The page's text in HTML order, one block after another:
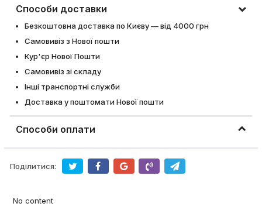
Способи доставки
Безкоштовна доставка по Києву — від 4000 грн
Самовивіз з Нової пошти
Кур'єр Нової Пошти
Самовивіз зі складу
Інші транспортні служби
Доставка у поштомати Нової пошти
Способи оплати
Поділитися:
No content